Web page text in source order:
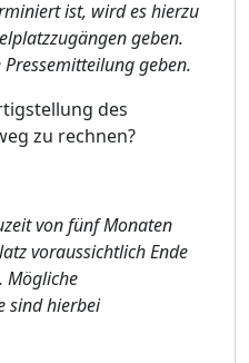
ist, wird es hierzu
ngen geben.
geben.
des
zu rechnen?
von fünf Monaten
voraussichtlich Ende
Mögliche
sind hierbei